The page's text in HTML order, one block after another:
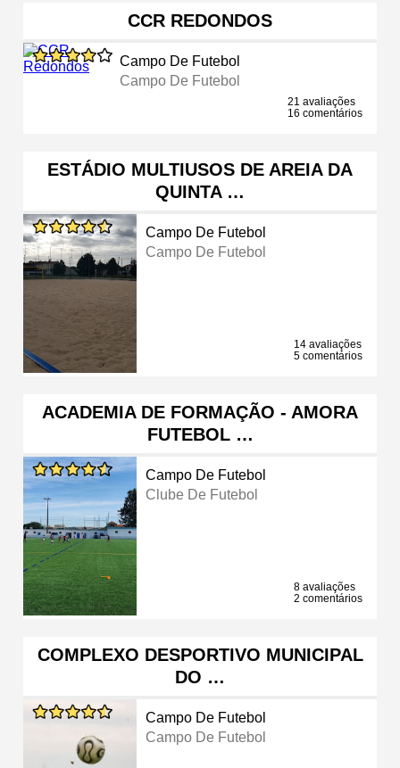
CCR REDONDOS
Campo De Futebol
Campo De Futebol
21 avaliações
16 comentários
ESTÁDIO MULTIUSOS DE AREIA DA
QUINTA …
Campo De Futebol
Campo De Futebol
14 avaliações
5 comentários
ACADEMIA DE FORMAÇÃO - AMORA
FUTEBOL …
Campo De Futebol
Clube De Futebol
8 avaliações
2 comentários
COMPLEXO DESPORTIVO MUNICIPAL
DO …
Campo De Futebol
Campo De Futebol